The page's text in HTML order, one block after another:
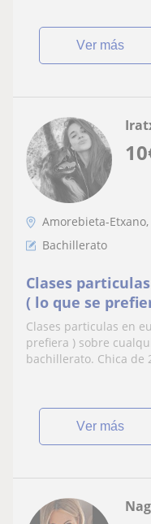
ver más
10
Amorebieta-Etxano,
Bachillerato
Clases
( lo que se
materia desde
bachillerato.
Clases particulas en
prefiera ) sobre
bachillerato. Chica de
ver más